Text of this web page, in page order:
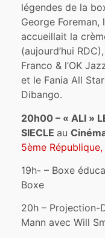
légendes de la
George
accueillait la
(aujourd’hui
Franco & l’OK
et le Fania All
Dibango.
20h00 – « ALI »
SIECLE au
5ème
19h- – Boxe
Boxe
20h – Projection-
Mann avec Will